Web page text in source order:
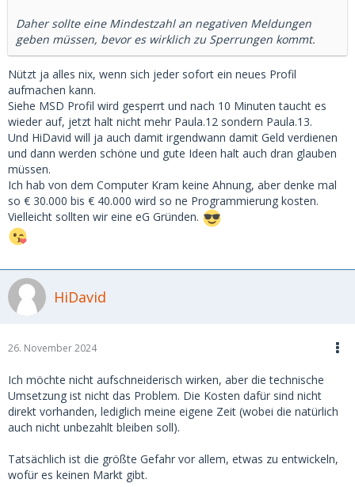
Daher sollte eine Mindestzahl an negativen Meldungen
geben müssen, bevor es wirklich zu Sperrungen kommt.
Nützt ja alles nix, wenn sich jeder sofort ein neues Profil
aufmachen kann.
Siehe MSD Profil wird gesperrt und nach 10 Minuten taucht es
wieder auf, jetzt halt nicht mehr Paula.12 sondern Paula.13.
Und HiDavid will ja auch damit irgendwann damit Geld verdienen
und dann werden schöne und gute Ideen halt auch dran glauben
müssen.
Ich hab von dem Computer Kram keine Ahnung, aber denke mal
so € 30.000 bis € 40.000 wird so ne Programmierung kosten.
Vielleicht sollten wir eine eG Gründen.
HiDavid
26. November 2024
Ich möchte nicht aufschneiderisch wirken, aber die technische
Umsetzung ist nicht das Problem. Die Kosten dafür sind nicht
direkt vorhanden, lediglich meine eigene Zeit (wobei die natürlich
auch nicht unbezahlt bleiben soll).
Tatsächlich ist die größte Gefahr vor allem, etwas zu entwickeln,
wofür es keinen Markt gibt.